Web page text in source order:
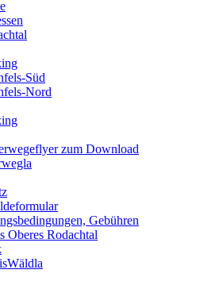
Süd
Nord
zum Download
Gebühren
Oberes Rodachtal